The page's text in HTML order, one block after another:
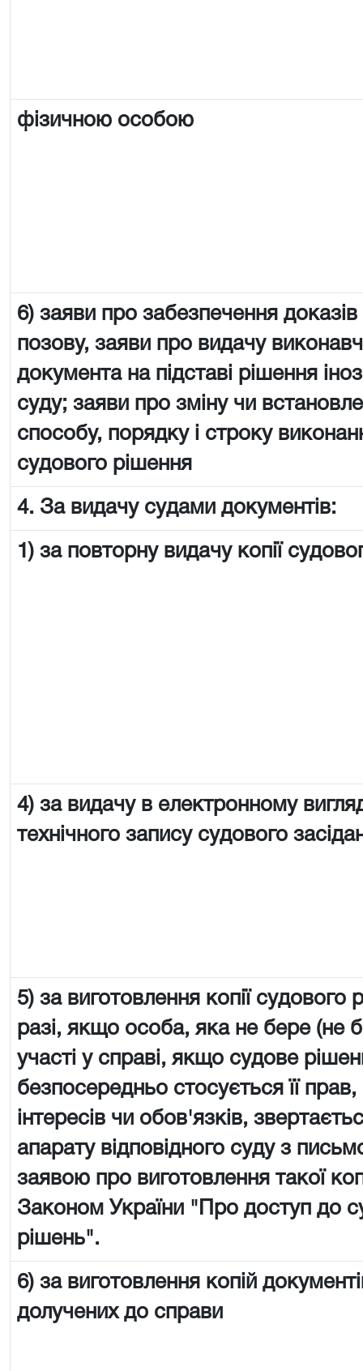
фізичною особою
6) заяви про забезпечення
позову, заяви про видачу
документа на підставі рішення
суду; заяви про зміну чи
способу, порядку і строку
судового рішення
4. За видачу судами документів:
1) за повторну видачу копії
4) за видачу в електронному
технічного запису судового
5) за виготовлення копії судового
разі, якщо особа, яка не бере (не
участі у справі, якщо судове
безпосередньо стосується її
інтересів чи обов'язків,
апарату відповідного суду з
заявою про виготовлення такої
Законом України "Про доступ до
рішень".
6) за виготовлення копій
долучених до справи